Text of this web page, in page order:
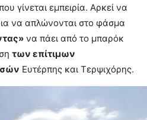
γίνεται εμπειρία. Αρκεί να
να απλώνονται στο φάσμα
να πάει από το μπαρόκ
των επίτιμων
Ευτέρπης και Τερψιχόρης.